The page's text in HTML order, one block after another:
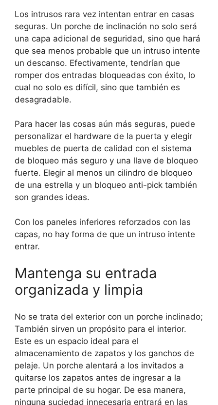
Los intrusos rara vez intentan entrar en casas
seguras. Un porche de inclinación no solo será
una capa adicional de seguridad, sino que hará
que sea menos probable que un intruso intente
un descanso. Efectivamente, tendrían que
romper dos entradas bloqueadas con éxito, lo
cual no solo es difícil, sino que también es
desagradable.
Para hacer las cosas aún más seguras, puede
personalizar el hardware de la puerta y elegir
muebles de puerta de calidad con el sistema
de bloqueo más seguro y una llave de bloqueo
fuerte. Elegir al menos un cilindro de bloqueo
de una estrella y un bloqueo anti-pick también
son grandes ideas.
Con los paneles inferiores reforzados con las
capas, no hay forma de que un intruso intente
entrar.
Mantenga su entrada
organizada y limpia
No se trata del exterior con un porche inclinado;
También sirven un propósito para el interior.
Este es un espacio ideal para el
almacenamiento de zapatos y los ganchos de
pelaje. Un porche alentará a los invitados a
quitarse los zapatos antes de ingresar a la
parte principal de su hogar. De esa manera,
ninguna suciedad innecesaria entrará en las